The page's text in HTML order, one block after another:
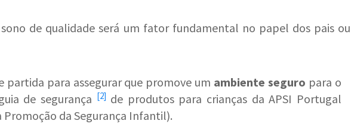
de qualidade será um fator fundamental no papel dos pais ou
partida para assegurar que promove um ambiente seguro para o
de segurança [2] de produtos para crianças da APSI Portugal
Promoção da Segurança Infantil).